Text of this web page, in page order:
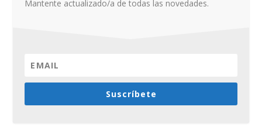
Mantente actualizado/a de todas las novedades.
Suscríbete